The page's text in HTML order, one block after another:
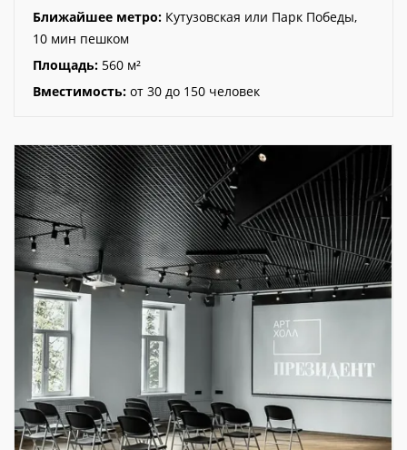
Ближайшее метро: Кутузовская или Парк Победы,
10 мин пешком
Площадь: 560 м²
Вместимость: от 30 до 150 человек